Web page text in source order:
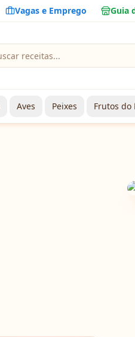
Vagas e Emprego Guia
Aves Peixes Frutos do